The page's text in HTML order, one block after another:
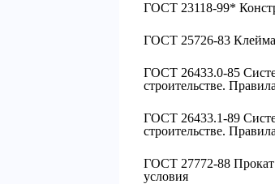
ГОСТ 23118-99*
ГОСТ 25726-83
ГОСТ 26433.0-85
строительстве.
ГОСТ 26433.1-89
строительстве.
ГОСТ 27772-88 Прокат
условия